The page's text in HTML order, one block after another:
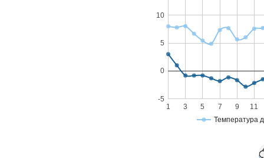
Температура
1 3 5 7 9 11
-5
0
5
10